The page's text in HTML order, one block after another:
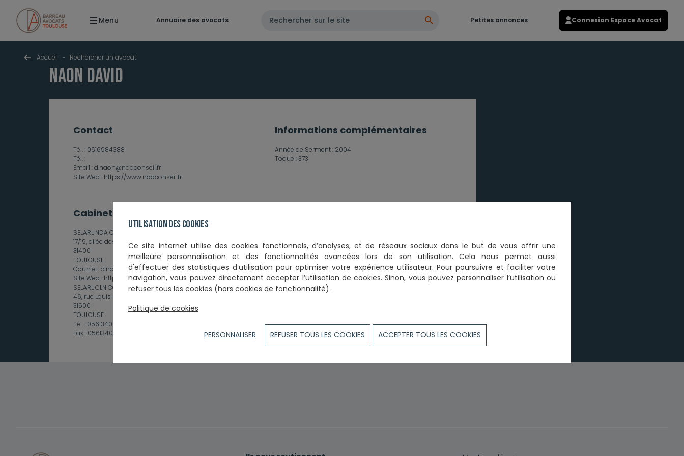
Utilisation des cookies
Ce site internet utilise des cookies fonctionnels, d’analyses, et de réseaux sociauxdans le but de vous offrir une
meilleure personnalisation et des fonctionnalités avancées lors de son utilisation. Cela nous permet aussi
d'effectuer des statistiques d’utilisation pour optimiser votre expérience utilisateur. Pour poursuivre et faciliter votre
navigation, vous pouvez directement accepter l’utilisation de cookies.Sinon, vous pouvez personnaliser l’utilisation ou
refuser tous les cookies (hors cookies de fonctionnalité).
Politique de cookies
PERSONNALISER REFUSER TOUS LES COOKIES ACCEPTER TOUS LES COOKIES
Menu Annuaire des avocats Petites annonces Connexion Espace Avocat
Accueil - Rechercher un avocat
NAON David
contact
Tél. : 0616984388
Tél. :
Email :d.naon@ndaconseil.fr
Site Web : https://www.ndaconseil.fr
Informations complémentaires
Année de Serment : 2004
Toque :373
Cabinets et établissements
SELARL NDA CONSEIL
17/19, allée des Demoiselles
31400
TOULOUSE
Courriel :d.naon@ndaconseil.fr
Site Web : https://www.ndaconseil.fr
SELARL CLN CONSULT
46, rue Louis Plana
31500
TOULOUSE
Tél. : 0561340565
Fax : 0561340078